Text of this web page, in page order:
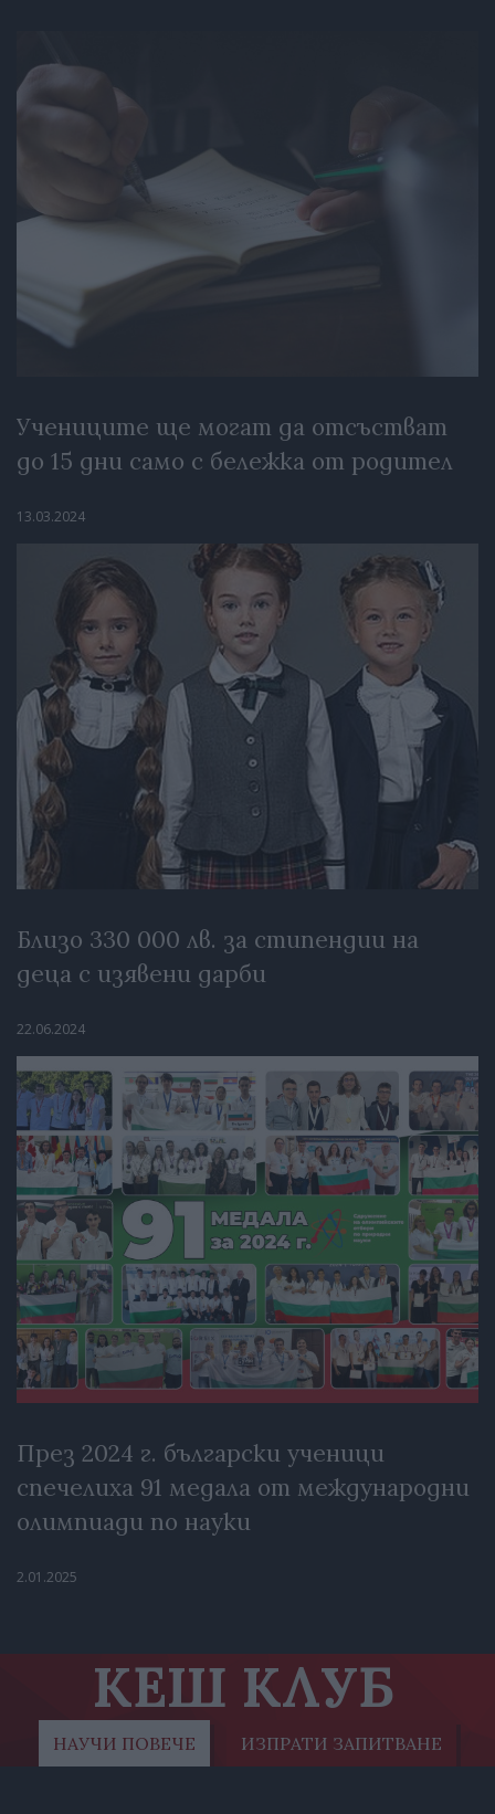
Учениците ще могат да отсъстват
до 15 дни само с бележка от родител
13.03.2024
Близо 330 000 лв. за стипендии на
деца с изявени дарби
22.06.2024
През 2024 г. български ученици
спечелиха 91 медала от международни
олимпиади по науки
2.01.2025
КЕШ КЛУБ
НАУЧИ ПОВЕЧЕ ИЗПРАТИ ЗАПИТВАНЕ